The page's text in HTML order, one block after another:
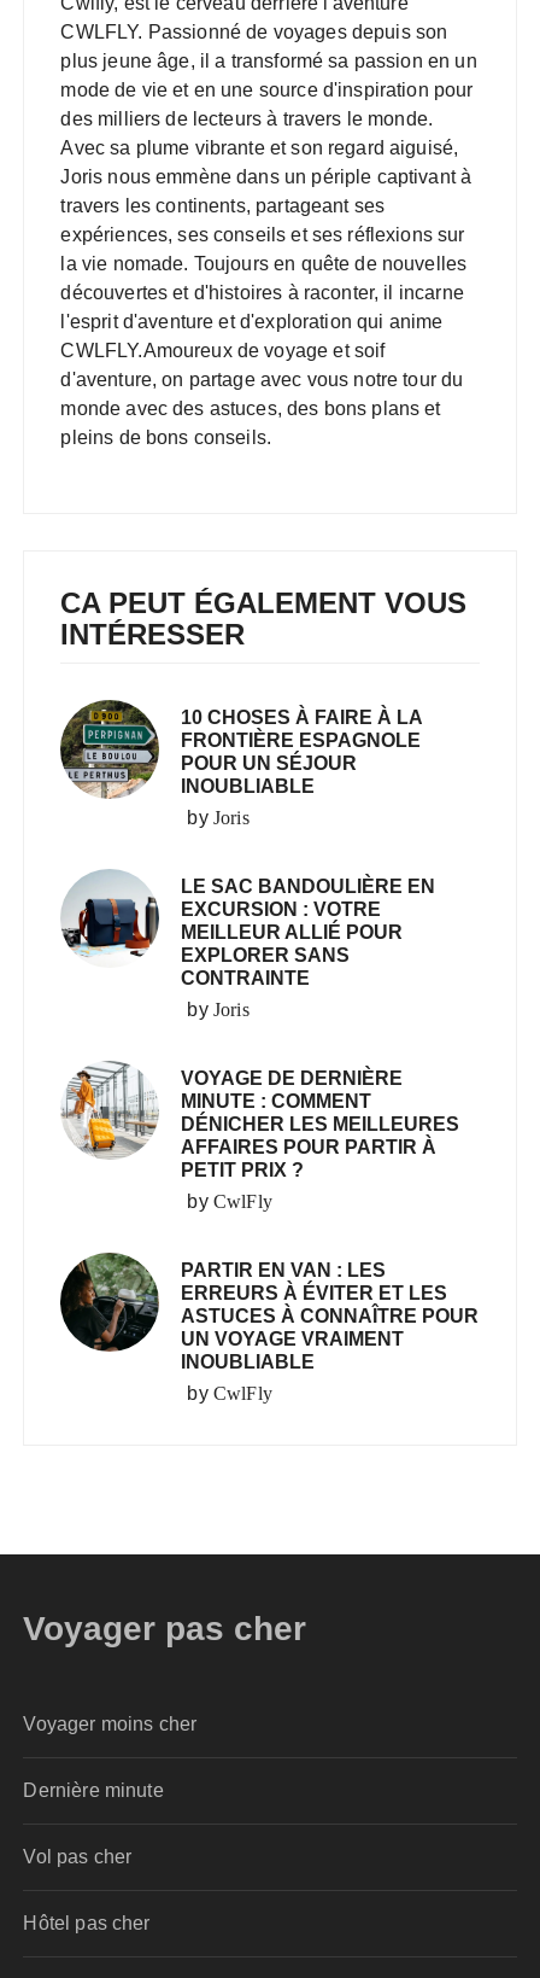
CWLFLY. Passionné de voyages depuis son
plus jeune âge, il a transformé sa passion en un
mode de vie et en une source d'inspiration pour
des milliers de lecteurs à travers le monde.
Avec sa plume vibrante et son regard aiguisé,
Joris nous emmène dans un périple captivant à
travers les continents, partageant ses
expériences, ses conseils et ses réflexions sur
la vie nomade. Toujours en quête de nouvelles
découvertes et d'histoires à raconter, il incarne
l'esprit d'aventure et d'exploration qui anime
CWLFLY.Amoureux de voyage et soif
d'aventure, on partage avec vous notre tour du
monde avec des astuces, des bons plans et
pleins de bons conseils.
CA PEUT ÉGALEMENT VOUS
INTÉRESSER
10 CHOSES À FAIRE À LA
FRONTIÈRE ESPAGNOLE
POUR UN SÉJOUR
INOUBLIABLE
by Joris
LE SAC BANDOULIÈRE EN
EXCURSION : VOTRE
MEILLEUR ALLIÉ POUR
EXPLORER SANS
CONTRAINTE
by Joris
VOYAGE DE DERNIÈRE
MINUTE : COMMENT
DÉNICHER LES MEILLEURES
AFFAIRES POUR PARTIR À
PETIT PRIX ?
by CwlFly
PARTIR EN VAN : LES
ERREURS À ÉVITER ET LES
ASTUCES À CONNAÎTRE POUR
UN VOYAGE VRAIMENT
INOUBLIABLE
by CwlFly
Voyager pas cher
Voyager moins cher
Dernière minute
Vol pas cher
Hôtel pas cher